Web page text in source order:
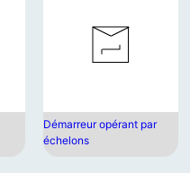
Démarreur opérant par
échelons